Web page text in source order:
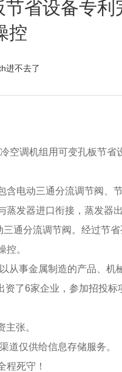
省设备专
控
进不去了
调机组用可变孔板节省
电动三通分流调节阀、
发器进口衔接，蒸发器
通分流调节阀。经过节
。
事金属制造的产品、机
了6家企业，参加招投
张。
仅供给信息存储服务。
死守！